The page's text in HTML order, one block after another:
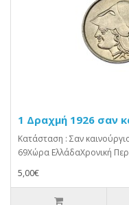
1 Δραχμή 1926 σαν
Κατάσταση : Σαν
69Χώρα ΕλλάδαΧρονική
5,00€